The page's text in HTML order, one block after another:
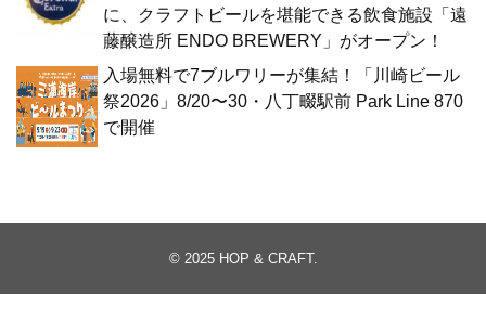
に、クラフトビールを堪能できる飲食施設「遠
藤醸造所 ENDO BREWERY」がオープン！
入場無料で7ブルワリーが集結！「川崎ビール
祭2026」8/20〜30・八丁畷駅前 Park Line 870
で開催
© 2025 HOP & CRAFT.